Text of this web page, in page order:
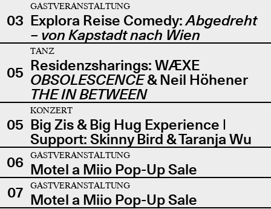
03
GASTVERANSTALTUNG
Explora Reise Comedy:Abgedreht
– von Kapstadt nach Wien
05
TANZ
Residenzsharings: WÆXE
OBSOLESCENCE& Neil Höhener
THE IN BETWEEN
05
KONZERT
Big Zis & Big Hug Experience |
Support: Skinny Bird & Taranja Wu
06
GASTVERANSTALTUNG
Motel a Miio Pop-Up Sale
07
GASTVERANSTALTUNG
Motel a Miio Pop-Up Sale